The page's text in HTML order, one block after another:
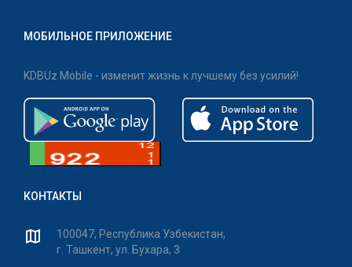
МОБИЛЬНОЕ ПРИЛОЖЕНИЕ
KDBUz Mobile - изменит жизнь к лучшему без усилий!
КОНТАКТЫ
100047, Республика Узбекистан,
г. Ташкент, ул. Бухара, 3